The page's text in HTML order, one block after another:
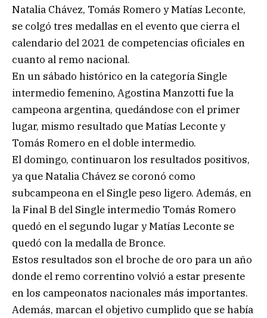
Natalia Chávez, Tomás Romero y Matías Leconte,
se colgó tres medallas en el evento que cierra el
calendario del 2021 de competencias oficiales en
cuanto al remo nacional.
En un sábado histórico en la categoría Single
intermedio femenino, Agostina Manzotti fue la
campeona argentina, quedándose con el primer
lugar, mismo resultado que Matías Leconte y
Tomás Romero en el doble intermedio.
El domingo, continuaron los resultados positivos,
ya que Natalia Chávez se coronó como
subcampeona en el Single peso ligero. Además, en
la Final B del Single intermedio Tomás Romero
quedó en el segundo lugar y Matías Leconte se
quedó con la medalla de Bronce.
Estos resultados son el broche de oro para un año
donde el remo correntino volvió a estar presente
en los campeonatos nacionales más importantes.
Además, marcan el objetivo cumplido que se había